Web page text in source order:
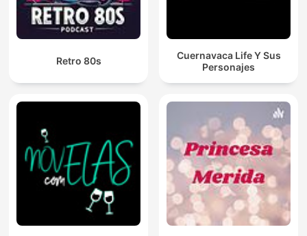
Retro 80s
Cuernavaca Life Y Sus
Personajes